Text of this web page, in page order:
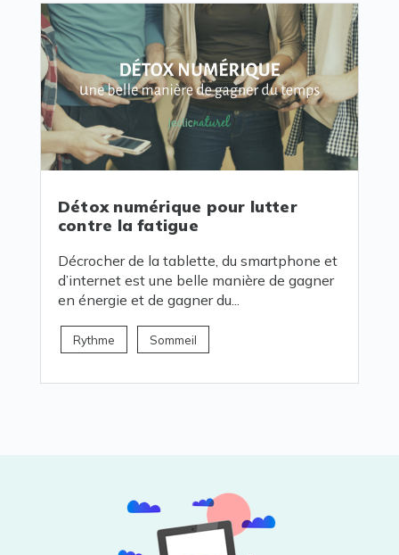
Détox numérique pour lutter
contre la fatigue
Décrocher de la tablette, du smartphone et
d’internet est une belle manière de gagner
en énergie et de gagner du...
Rythme Sommeil